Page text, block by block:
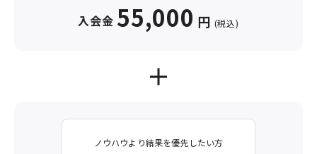
入会金 55,000 円 (税込)
ノウハウより結果を優先したい方